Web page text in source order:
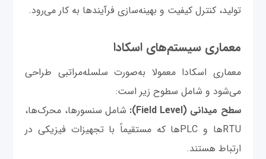
تولید، کنترل کیفیت و بهینه‌سازی فرآیندها به کار می‌رود.
معماری سیستم‌های اسکادا
معماری اسکادا معمولا به‌صورت سلسله‌مراتبی طراحی
می‌شود و شامل سطوح زیر است:
سطح میدانی (Field Level):
شامل سنسورها، محرک‌ها،
RTUها و PLCها که مستقیماً با تجهیزات فیزیکی در
ارتباط هستند.